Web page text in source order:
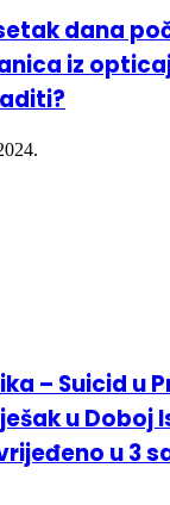
dana
iz
– Suicid u
u Doboj
u 3